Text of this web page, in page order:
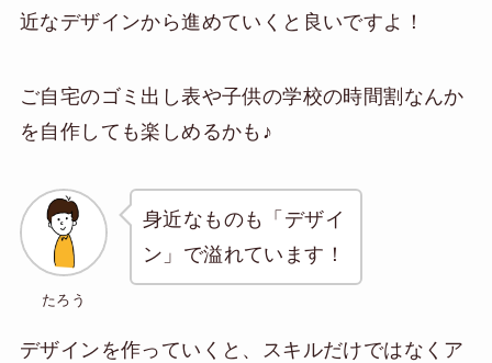
近なデザインから進めていくと良いですよ！
ご自宅のゴミ出し表や子供の学校の時間割なんか
を自作しても楽しめるかも♪
たろう
身近なものも「デザイ
ン」で溢れています！
デザインを作っていくと、スキルだけではなくア